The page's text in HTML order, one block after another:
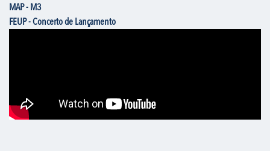
MAP - M3
FEUP - Concerto de Lançamento